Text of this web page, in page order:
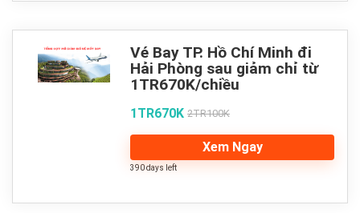
Vé Bay TP. Hồ Chí Minh đi
Hải Phòng sau giảm chỉ từ
1TR670K/chiều
1TR670K 2TR100K
Xem Ngay
390 days left